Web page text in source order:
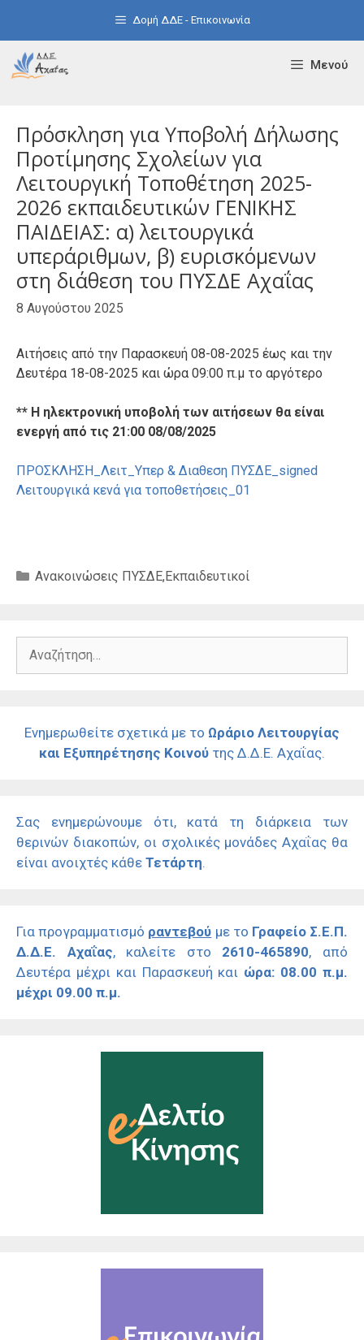
Δομή ΔΔΕ - Επικοινωνία
Μενού
Πρόσκληση για Υποβολή Δήλωσης
Προτίμησης Σχολείων για
Λειτουργική Τοποθέτηση 2025-
2026 εκπαιδευτικών ΓΕΝΙΚΗΣ
ΠΑΙΔΕΙΑΣ: α) λειτουργικά
υπεράριθμων, β) ευρισκόμενων
στη διάθεση του ΠΥΣΔΕ Αχαΐας
8 Αυγούστου 2025
Αιτήσεις από την Παρασκευή 08-08-2025 έως και την
Δευτέρα 18-08-2025 και ώρα 09:00 π.μ το αργότερο
** Η ηλεκτρονική υποβολή των αιτήσεων θα είναι
ενεργή από τις 21:00 08/08/2025
ΠΡΟΣΚΛΗΣΗ_Λειτ_Υπερ & Διαθεση ΠΥΣΔΕ_signed
Λειτουργικά κενά για τοποθετήσεις_01
Κατηγορίες
Ανακοινώσεις ΠΥΣΔΕ,Εκπαιδευτικοί
Αναζήτηση
Ενημερωθείτε σχετικά με το Ωράριο Λειτουργίας
και Εξυπηρέτησης Κοινού της Δ.Δ.Ε. Αχαΐας.
Σας ενημερώνουμε ότι, κατά τη διάρκεια των
θερινών διακοπών, οι σχολικές μονάδες Αχαΐας θα
είναι ανοιχτές κάθε Τετάρτη.
Για προγραμματισμό ραντεβού με το Γραφείο Σ.Ε.Π.
Δ.Δ.Ε. Αχαΐας, καλείτε στο 2610-465890, από
Δευτέρα μέχρι και Παρασκευή και ώρα: 08.00 π.μ.
μέχρι 09.00 π.μ.